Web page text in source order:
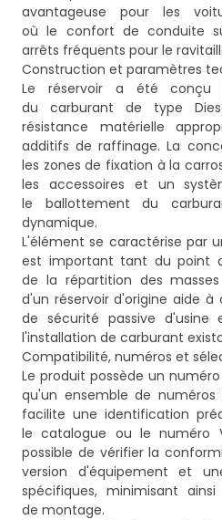
avantageuse pour les
où le confort de conduite
arrêts fréquents pour le
Construction et paramètres
Le réservoir a été conçu
du carburant de type
résistance matérielle
additifs de raffinage. La
les zones de fixation à la
les accessoires et un
le ballottement du
dynamique.
L'élément se caractérise par
est important tant du point
de la répartition des
d'un réservoir d'origine aide à
de sécurité passive
l'installation de carburant
Compatibilité, numéros et
Le produit possède un
qu'un ensemble de numéros
facilite une identification
le catalogue ou le numéro
possible de vérifier la
version d'équipement et
spécifiques, minimisant
de montage.